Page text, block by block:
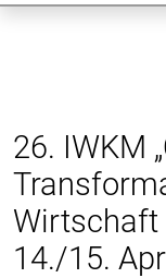
26. IWKM
Wirtschaft
14./15.